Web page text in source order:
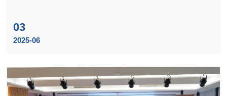
03
2025-06